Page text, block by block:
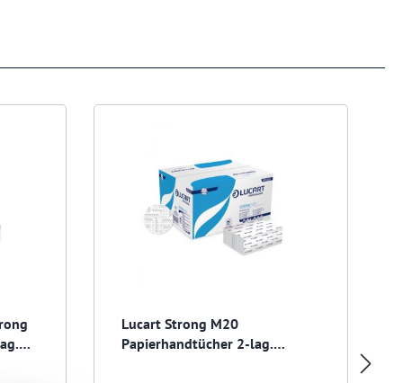
Lucart Strong M20
Papierhandtücher 2-lag.